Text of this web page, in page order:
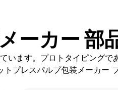
ーカー 部
います。プロトタイピングで
プレスパルプ包装メーカー